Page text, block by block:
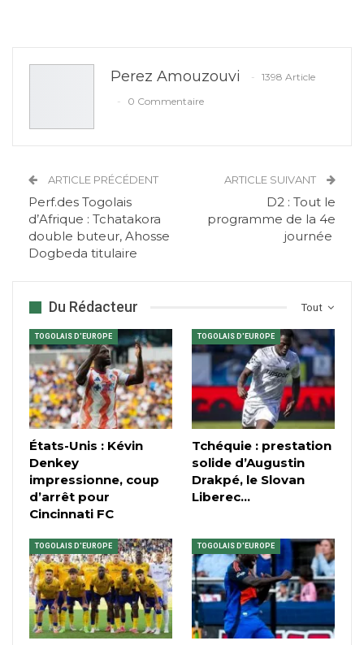
Perez Amouzouvi
1398 Article
0 Commentaire
ARTICLE PRÉCÉDENT
Perf.des Togolais
d’Afrique : Tchatakora
double buteur, Ahosse
Dogbeda titulaire
ARTICLE SUIVANT
D2 : Tout le
programme de la 4e
journée
Tout
Du Rédacteur
TOGOLAIS D'EUROPE
États-Unis : Kévin
Denkey
impressionne, coup
d’arrêt pour
Cincinnati FC
TOGOLAIS D'EUROPE
Tchéquie : prestation
solide d’Augustin
Drakpé, le Slovan
Liberec…
TOGOLAIS D'EUROPE TOGOLAIS D'EUROPE